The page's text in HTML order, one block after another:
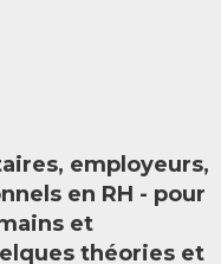
employeurs,
en RH - pour
et
théories et